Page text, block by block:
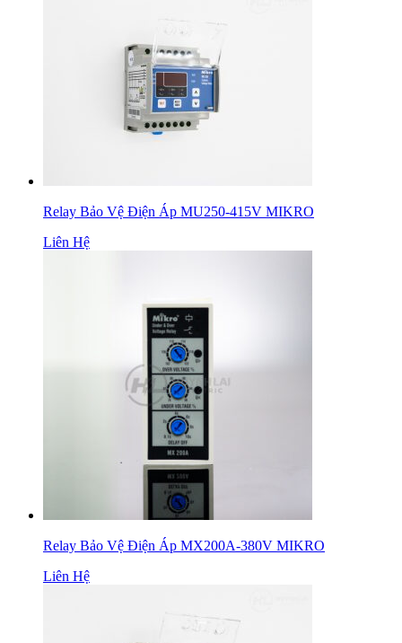
Relay Bảo Vệ Điện Áp MU250-415V MIKRO
Liên Hệ
Relay Bảo Vệ Điện Áp MX200A-380V MIKRO
Liên Hệ